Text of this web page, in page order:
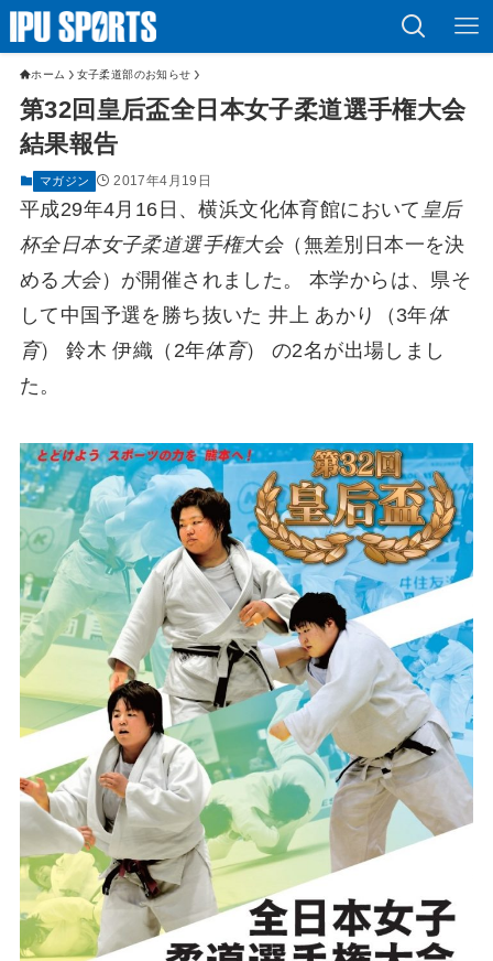
ホーム 女子柔道部のお知らせ
第32回皇后盃全日本女子柔道選手権大会
結果報告
マガジン 2017年4月19日
平成29年4月16日、横浜文化体育館において 皇后
杯全日本女子柔道選手権大会（無差別日本一を決
める 大会）が開催されました。 本学からは、県そ
して中国予選を勝ち抜いた 井上 あかり（3年体
育） 鈴木 伊織（2年体育） の2名が出場しまし
た。